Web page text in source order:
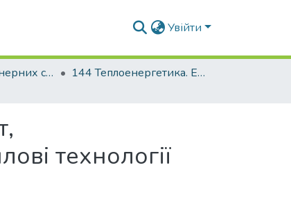
Увійти
Факультет інженерних систем та екології
144 Теплоенергетика. Енергетичний менеджмент, енергоефективні муніципальні та промислові теплові технології
технології